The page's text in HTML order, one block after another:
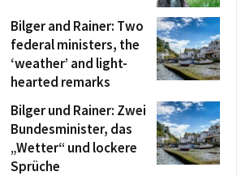
Bilger and Rainer: Two
federal ministers, the
‘weather’ and light-
hearted remarks
Bilger und Rainer: Zwei
Bundesminister, das
„Wetter“ und lockere
Sprüche